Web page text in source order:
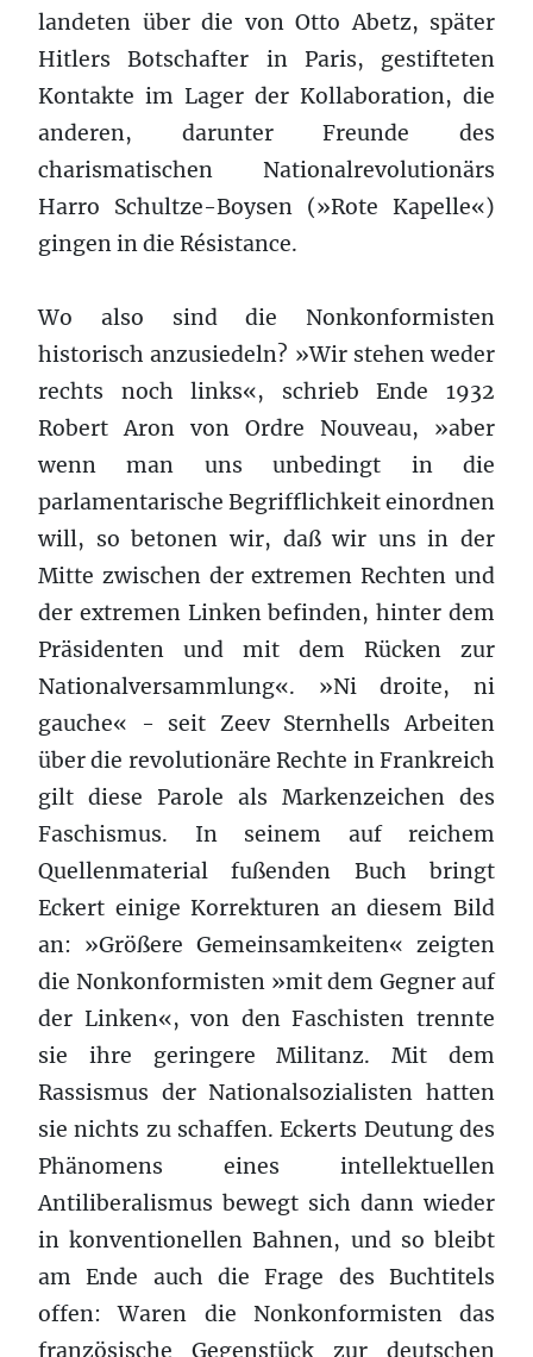
landeten über die von Otto Abetz, später
Hitlers Botschafter in Paris, gestifteten
Kontakte im Lager der Kollaboration, die
anderen, darunter Freunde des
charismatischen Nationalrevolutionärs
Harro Schultze-Boysen (»Rote Kapelle«)
gingen in die Résistance.
Wo also sind die Nonkonformisten
historisch anzusiedeln? »Wir stehen weder
rechts noch links«, schrieb Ende 1932
Robert Aron von Ordre Nouveau, »aber
wenn man uns unbedingt in die
parlamentarische Begrifflichkeit einordnen
will, so betonen wir, daß wir uns in der
Mitte zwischen der extremen Rechten und
der extremen Linken befinden, hinter dem
Präsidenten und mit dem Rücken zur
Nationalversammlung«. »Ni droite, ni
gauche« - seit Zeev Sternhells Arbeiten
über die revolutionäre Rechte in Frankreich
gilt diese Parole als Markenzeichen des
Faschismus. In seinem auf reichem
Quellenmaterial fußenden Buch bringt
Eckert einige Korrekturen an diesem Bild
an: »Größere Gemeinsamkeiten« zeigten
die Nonkonformisten »mit dem Gegner auf
der Linken«, von den Faschisten trennte
sie ihre geringere Militanz. Mit dem
Rassismus der Nationalsozialisten hatten
sie nichts zu schaffen. Eckerts Deutung des
Phänomens eines intellektuellen
Antiliberalismus bewegt sich dann wieder
in konventionellen Bahnen, und so bleibt
am Ende auch die Frage des Buchtitels
offen: Waren die Nonkonformisten das
französische Gegenstück zur deutschen